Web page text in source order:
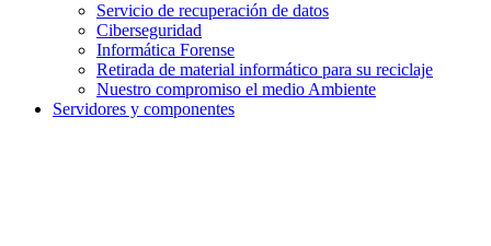
Servicio de recuperación de datos
Ciberseguridad
Informática Forense
Retirada de material informático para su reciclaje
Nuestro compromiso el medio Ambiente
Servidores y componentes